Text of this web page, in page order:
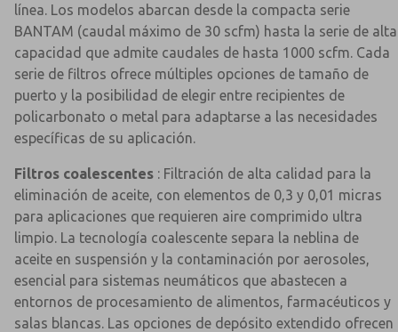
línea. Los modelos abarcan desde la compacta serie
BANTAM (caudal máximo de 30 scfm) hasta la serie de alta
capacidad que admite caudales de hasta 1000 scfm. Cada
serie de filtros ofrece múltiples opciones de tamaño de
puerto y la posibilidad de elegir entre recipientes de
policarbonato o metal para adaptarse a las necesidades
específicas de su aplicación.
Filtros coalescentes : Filtración de alta calidad para la
eliminación de aceite, con elementos de 0,3 y 0,01 micras
para aplicaciones que requieren aire comprimido ultra
limpio. La tecnología coalescente separa la neblina de
aceite en suspensión y la contaminación por aerosoles,
esencial para sistemas neumáticos que abastecen a
entornos de procesamiento de alimentos, farmacéuticos y
salas blancas. Las opciones de depósito extendido ofrecen